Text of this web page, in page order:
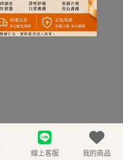
線上客服 我的商品